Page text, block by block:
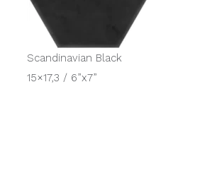
Scandinavian Black
15×17,3 / 6”x7”